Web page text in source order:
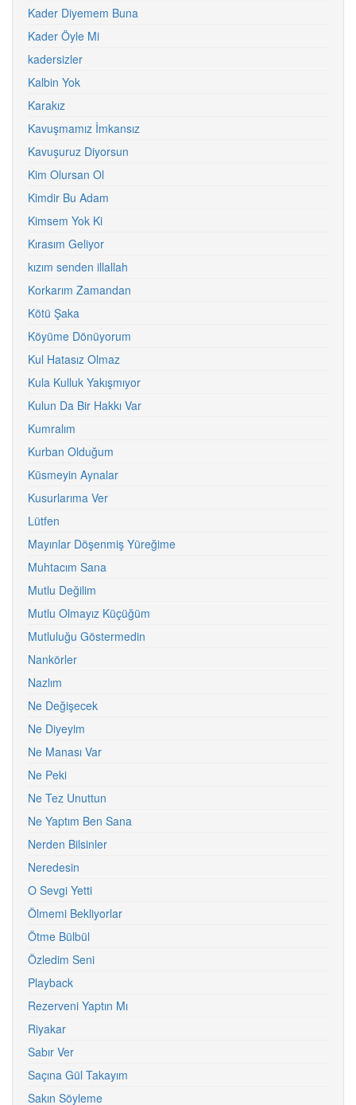
Kader Diyemem Buna
Kader Öyle Mi
kadersizler
Kalbin Yok
Karakız
Kavuşmamız İmkansız
Kavuşuruz Diyorsun
Kim Olursan Ol
Kimdir Bu Adam
Kimsem Yok Ki
Kırasım Geliyor
kızım senden illallah
Korkarım Zamandan
Kötü Şaka
Köyüme Dönüyorum
Kul Hatasız Olmaz
Kula Kulluk Yakışmıyor
Kulun Da Bir Hakkı Var
Kumralım
Kurban Olduğum
Küsmeyin Aynalar
Kusurlarıma Ver
Lütfen
Mayınlar Döşenmiş Yüreğime
Muhtacım Sana
Mutlu Değilim
Mutlu Olmayız Küçüğüm
Mutluluğu Göstermedin
Nankörler
Nazlım
Ne Değişecek
Ne Diyeyim
Ne Manası Var
Ne Peki
Ne Tez Unuttun
Ne Yaptım Ben Sana
Nerden Bilsinler
Neredesin
O Sevgi Yetti
Ölmemi Bekliyorlar
Ötme Bülbül
Özledim Seni
Playback
Rezerveni Yaptın Mı
Riyakar
Sabır Ver
Saçına Gül Takayım
Sakın Söyleme